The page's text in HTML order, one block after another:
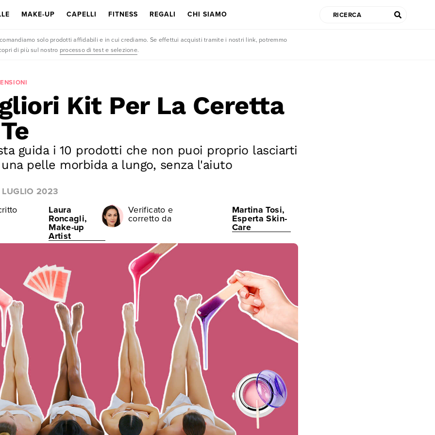
MAKE-UP CAPELLI FITNESS REGALI CHI SIAMO
solo prodotti affidabili e in cui crediamo. Se effettui acquisti tramite i nostri link, potremmo
di più sul nostro processo di test e selezione.
Kit Per La Ceretta
guida i 10 prodotti che non puoi proprio lasciarti
pelle morbida a lungo, senza l'aiuto
LUGLIO 2023
Laura
Roncagli,
Make-up
Artist
Verificato e
corretto da
Martina Tosi,
Esperta Skin-
Care